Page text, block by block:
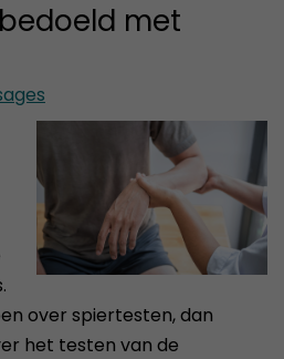
met
over spiertesten, dan
het testen van de